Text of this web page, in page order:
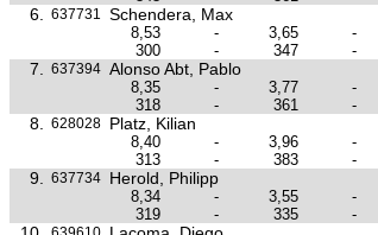
6. 637731 Schendera, Max
8,53 - 3,65 -
300
- 347 -
7. 637394 Alonso Abt, Pablo
8,35 - 3,77 -
318
- 361 -
8. 628028 Platz, Kilian
8,40 - 3,96 -
313
- 383 -
9. 637734 Herold, Philipp
8,34 - 3,55 -
319
- 335 -